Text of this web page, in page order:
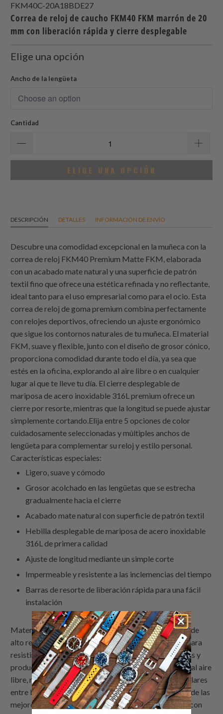
FKM40C-20A18BDE27
Correa de reloj de caucho FKM40 FKM marrón de 20
mm con liberación rápida y cierre desplegable
Elige una opción
Ancho de la lengüeta
Cantidad
ELIGE UNA OPCIÓN
DESCRIPCIÓN DETALLES INFORMACIÓN DE ENVÍO
Descubre una comodidad excepcional en la muñeca con la
correa de reloj FKM40 Premium Matte FKM, elaborada
con un acabado mate natural y una superficie de patrón
textil fino que ofrece una estética refinada y no reflectante,
ideal tanto para el uso empresarial como para el ocio. Esta
correa de reloj de goma premium combina perfectamente
con relojes deportivos, ofreciendo un ajuste ergonómico
que sigue los contornos naturales de tu muñeca. El material
FKM, suave y flexible, junto con el diseño de grosor cónico,
proporciona comodidad durante todo el día, ya sea que
estés en la oficina, explorando al aire libre o en cualquier
lugar al que te lleve tu día. El cierre desplegable de
mariposa de acero inoxidable 316L premium ofrece un
cierre por resorte, mientras que la longitud se puede ajustar
simplemente cortando.Elija entre 5 opciones de color
cuidadosamente seleccionadas y múltiples anchos de
lengüeta para complementar su reloj y estilo personal.
Características especiales:
Ligero, suave y cómodo
Grosor acolchado en las lengüetas que se estrecha
gradualmente hacia el cierre
Acabado mate natural con superficie de patrón textil
Hebilla desplegable de mariposa de acero inoxidable
316L de primera calidad
Ajuste de longitud mediante un simple corte
Impermeable y resistente a las inclemencias del tiempo
Barras de resorte de liberación rápida para una fácil
instalación
Material FKM: FKM - Fluoroelastómero, un material de
alto rendimiento de excepcional densidad, diseñado para
resistir condiciones adversas como altas temperaturas y
productos químicos. Es impermeable e ideal para uso al aire
libre, razón por la cual las correas FKM son muy populares
entre buceadores y aventureros. Sin duda, esta es una de las
mejores correas de reloj de goma que funcionan bien con